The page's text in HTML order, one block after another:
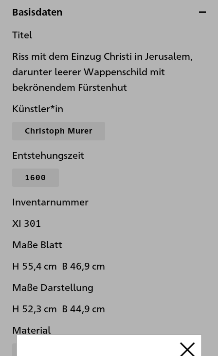
Basisdaten
Titel
Riss mit dem Einzug Christi in Jerusalem,
darunter leerer Wappenschild mit
bekrönendem Fürstenhut
Künstler*in
Christoph Murer
Entstehungszeit
1600
Inventarnummer
XI 301
Maße Blatt
H 55,4 cm B 46,9 cm
Maße Darstellung
H 52,3 cm B 44,9 cm
Material